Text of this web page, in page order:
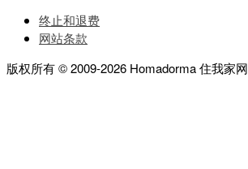
终止和退费
网站条款
版权所有 © 2009-2026 Homadorma 住我家网